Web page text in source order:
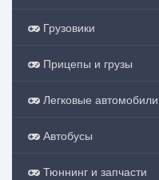
Грузовики
Прицепы и грузы
Легковые автомобили
Автобусы
Тюннинг и запчасти